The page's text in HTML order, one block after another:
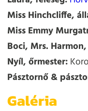
Miss Hinchcliffe,
Miss Emmy
Boci, Mrs.
Nyíl, őrmester:
Pásztornő &
Galéria